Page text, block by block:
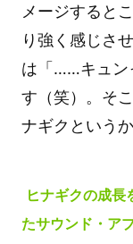
メージすると
り強く感じさ
は「……キュン
す（笑）。そ
ナギクというか
ヒナギクの成長
たサウンド・ア